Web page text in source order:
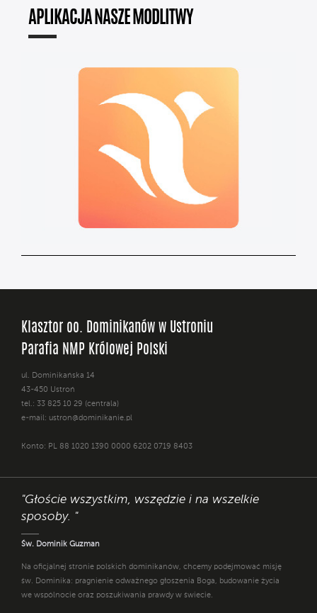
APLIKACJA NASZE MODLITWY
Klasztor oo. Dominikanów w Ustroniu
Parafia NMP Królowej Polski
ul. Dominikańska 14
43-450 Ustroń
tel.: 33 825 10 29 (centrala)
e-mail: ustron@dominikanie.pl
Konto: PL 88 1020 1390 0000 6202 0719 8403
"Głoście wszystkim, wszędzie i na wszelkie
sposoby. "
Św. Dominik Guzman
Na oficjalnej stronie polskich dominikanów, chcemy podejmować misję
św. Dominika: pragnienie odważnego głoszenia Boga, budowanie życia
we wspólnocie oraz poszukiwania prawdy w świecie.